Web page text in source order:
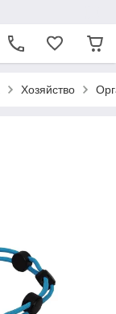
Хозяйство